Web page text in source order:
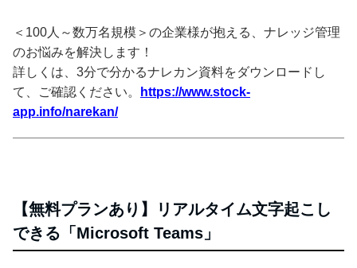
＜100人～数万名規模＞の企業様が抱える、ナレッジ管理
のお悩みを解決します！
詳しくは、3分で分かるナレカン資料をダウンロードし
て、ご確認ください。
https://www.stock-
app.info/narekan/
【無料プランあり】リアルタイム文字起こし
できる「Microsoft Teams」